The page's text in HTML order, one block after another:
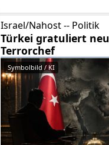
Israel/Nahost -- Politik
Türkei gratuliert
Terrorchef
Symbolbild / KI